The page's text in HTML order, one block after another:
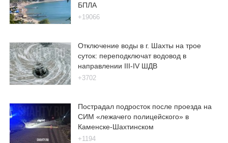
БПЛА
+19066
Отключение воды в г. Шахты на трое
суток: переподключат водовод в
направлении III-IV ШДВ
+3702
Пострадал подросток после проезда на
СИМ «лежачего полицейского» в
Каменске-Шахтинском
+1194